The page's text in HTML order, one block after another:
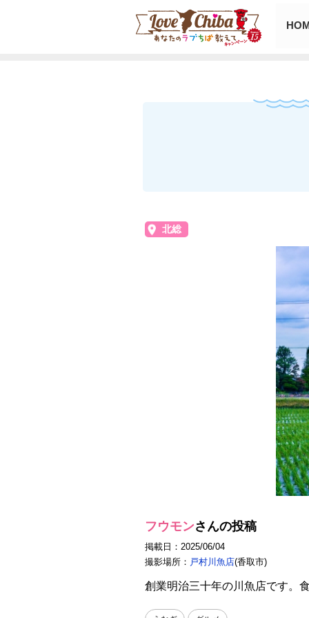
北総
フウモンさんの投稿
掲載日：2025/06/04
撮影場所： 戸村川魚店(香取市)
創業明治三十年の川魚店です。